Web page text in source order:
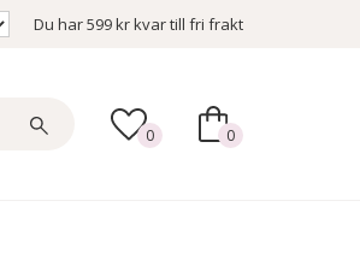
Du har599 krkvar till fri frakt
0 0